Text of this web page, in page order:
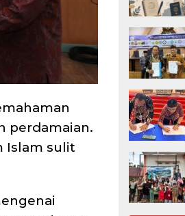
perdamaian.
Islam sulit